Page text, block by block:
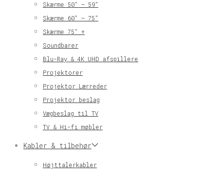
Skærme 50″ – 59″
Skærme 60″ – 75″
Skærme 75″ +
Soundbarer
Blu-Ray & 4K UHD afspillere
Projektorer
Projektor Lærreder
Projektor beslag
Vægbeslag til TV
TV & Hi-fi møbler
Kabler & tilbehør
Højttalerkabler